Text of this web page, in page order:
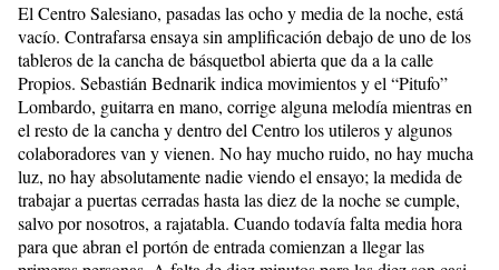
El Centro Salesiano, pasadas las ocho y media de la noche, está
vacío. Contrafarsa ensaya sin amplificación debajo de uno de los
tableros de la cancha de básquetbol abierta que da a la calle
Propios. Sebastián Bednarik indica movimientos y el “Pitufo”
Lombardo, guitarra en mano, corrige alguna melodía mientras en
el resto de la cancha y dentro del Centro los utileros y algunos
colaboradores van y vienen. No hay mucho ruido, no hay mucha
luz, no hay absolutamente nadie viendo el ensayo; la medida de
trabajar a puertas cerradas hasta las diez de la noche se cumple,
salvo por nosotros, a rajatabla. Cuando todavía falta media hora
para que abran el portón de entrada comienzan a llegar las